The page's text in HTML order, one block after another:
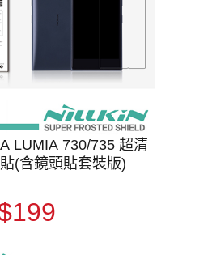
LUMIA 730/735 超清
(含鏡頭貼套裝版)